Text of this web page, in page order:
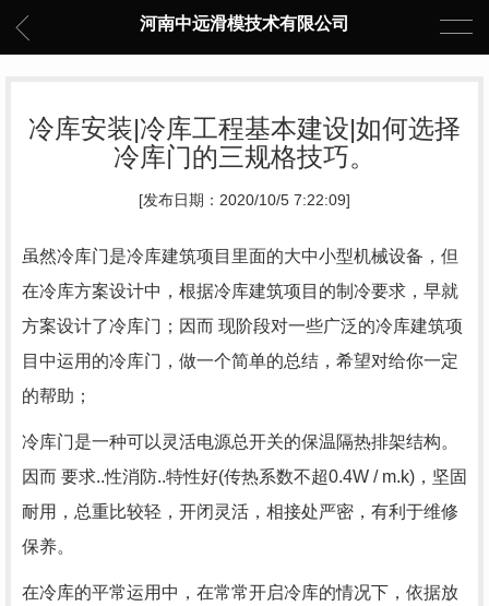
河南中远滑模技术有限公司
冷库安装|冷库工程基本建设|如何选择
冷库门的三规格技巧。
[发布日期：2020/10/5 7:22:09]
虽然冷库门是冷库建筑项目里面的大中小型机械设备，但
在冷库方案设计中，根据冷库建筑项目的制冷要求，早就
方案设计了冷库门；因而 现阶段对一些广泛的冷库建筑项
目中运用的冷库门，做一个简单的总结，希望对给你一定
的帮助；
冷库门是一种可以灵活电源总开关的保温隔热排架结构。
因而 要求..性消防..特性好(传热系数不超0.4W / m.k)，坚固
耐用，总重比较轻，开闭灵活，相接处严密，有利于维修
保养。
在冷库的平常运用中，在常常开启冷库的情况下，依据放